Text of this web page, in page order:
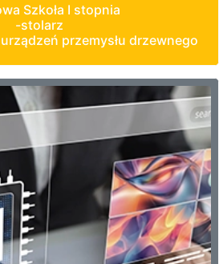
Szkoła I stopnia
-stolarz
przemysłu drzewnego